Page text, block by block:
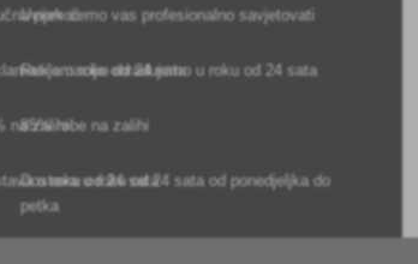
Uvijek ćemo vas profesionalno savjetovati
Reklamacije obrađujemo u roku od 24 sata
85% robe na zalihi
Dostava u roku od 24 sata od ponedjeljka do
petka